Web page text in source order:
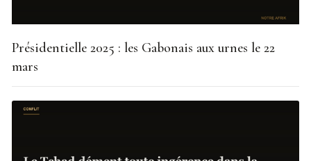
Présidentielle 2025 : les Gabonais aux urnes le 22
mars